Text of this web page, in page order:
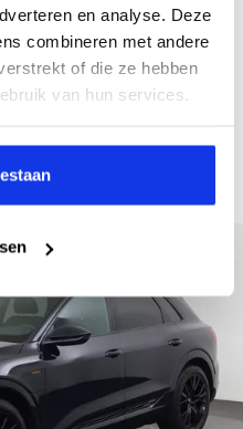
en analyse. Deze
combineren met andere
of die ze hebben
van hun services.
Elektrisch
elektrisch glazen panorama-dak
lease
p.m.